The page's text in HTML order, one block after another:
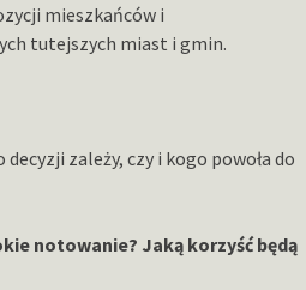
mieszkańców i
tutejszych miast i gmin.
zależy, czy i kogo powoła do
notowanie? Jaką korzyść będą